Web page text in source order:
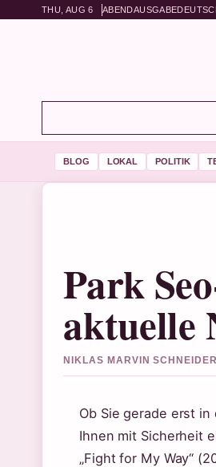
THU, AUG 6 ABENDAUSGABE
BLOG LOKAL POLITIK
Park
aktuelle
NIKLAS MARVIN
Ob Sie gerade erst
Ihnen mit Sicherheit
„Fight for My Way“